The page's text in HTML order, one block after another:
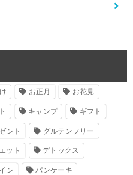
お正月 お花見
キャンプ ギフト
ント グルテンフリー
ット デトックス
ン パンケーキ